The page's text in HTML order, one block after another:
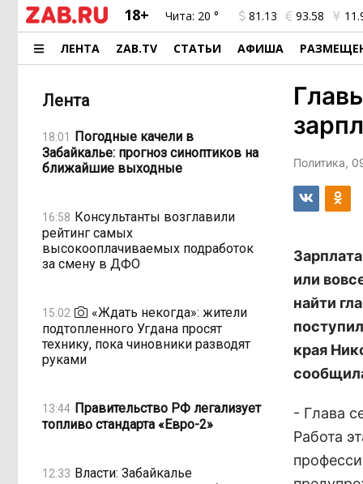
18+ Чита: 20 ° 81.13 93.58
ЛЕНТА ZAB.TV СТАТЬИ АФИША
Лента
18:01 Погодные качели в
Забайкалье: прогноз синоптиков на
ближайшие выходные
16:58 Консультанты возглавили
рейтинг самых
высокооплачиваемых подработок
за смену в ДФО
15:02
«Ждать некогда»: жители
подтопленного Угдана просят
технику, пока чиновники разводят
руками
13:44 Правительство РФ легализует
топливо стандарта «Евро-2»
12:33 Власти: Забайкалье
Политика,
или
найти
края
- Глава
Работа